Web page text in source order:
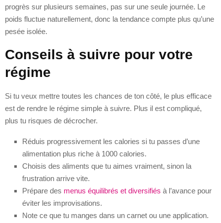
progrès sur plusieurs semaines, pas sur une seule journée. Le
poids fluctue naturellement, donc la tendance compte plus qu’une
pesée isolée.
Conseils à suivre pour votre
régime
Si tu veux mettre toutes les chances de ton côté, le plus efficace
est de rendre le régime simple à suivre. Plus il est compliqué,
plus tu risques de décrocher.
Réduis progressivement les calories si tu passes d’une
alimentation plus riche à 1000 calories.
Choisis des aliments que tu aimes vraiment, sinon la
frustration arrive vite.
Prépare des menus équilibrés et diversifiés à l’avance pour
éviter les improvisations.
Note ce que tu manges dans un carnet ou une application.